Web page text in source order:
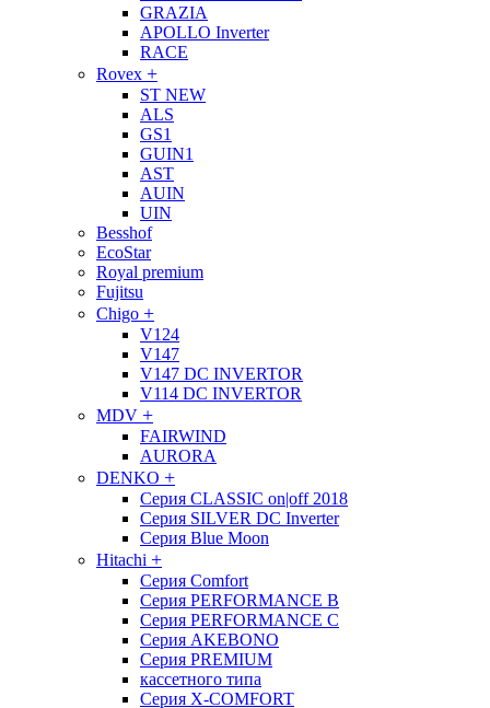
GRAZIA
APOLLO Inverter
RACE
Rovex +
ST NEW
ALS
GS1
GUIN1
AST
AUIN
UIN
Besshof
EcoStar
Royal premium
Fujitsu
Chigo +
V124
V147
V147 DC INVERTOR
V114 DC INVERTOR
MDV +
FAIRWIND
AURORA
DENKO +
Серия CLASSIC on|off 2018
Серия SILVER DC Inverter
Серия Blue Moon
Hitachi +
Cерия Comfort
Cерия PERFORMANCE B
Cерия PERFORMANCE С
Cерия AKEBONO
Cерия PREMIUM
кассетного типа
Cерия X-COMFORT